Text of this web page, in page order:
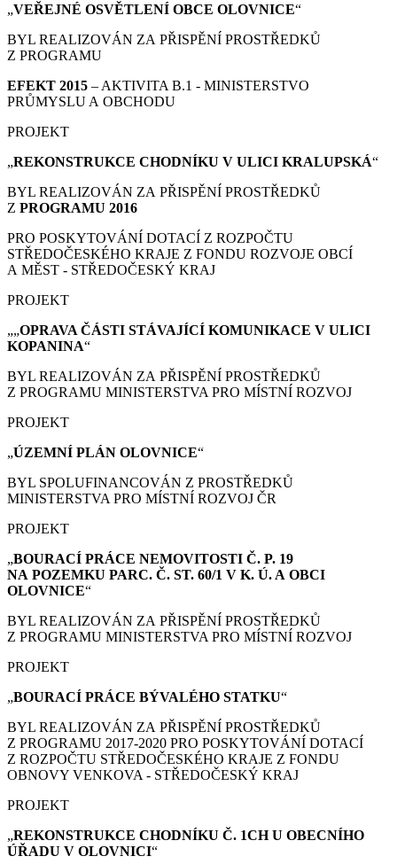
„VEŘEJNÉ OSVĚTLENÍ OBCE OLOVNICE“
BYL REALIZOVÁN ZA PŘISPĚNÍ PROSTŘEDKŮ
Z PROGRAMU
EFEKT 2015 – AKTIVITA B.1 - MINISTERSTVO
PRŮMYSLU A OBCHODU
PROJEKT
„REKONSTRUKCE CHODNÍKU V ULICI KRALUPSKÁ“
BYL REALIZOVÁN ZA PŘISPĚNÍ PROSTŘEDKŮ
Z PROGRAMU 2016
PRO POSKYTOVÁNÍ DOTACÍ Z ROZPOČTU
STŘEDOČESKÉHO KRAJE Z FONDU ROZVOJE OBCÍ
A MĚST - STŘEDOČESKÝ KRAJ
PROJEKT
„„OPRAVA ČÁSTI STÁVAJÍCÍ KOMUNIKACE V ULICI
KOPANINA“
BYL REALIZOVÁN ZA PŘISPĚNÍ PROSTŘEDKŮ
Z PROGRAMU MINISTERSTVA PRO MÍSTNÍ ROZVOJ
PROJEKT
„ÚZEMNÍ PLÁN OLOVNICE“
BYL SPOLUFINANCOVÁN Z PROSTŘEDKŮ
MINISTERSTVA PRO MÍSTNÍ ROZVOJ ČR
PROJEKT
„BOURACÍ PRÁCE NEMOVITOSTI Č. P. 19
NA POZEMKU PARC. Č. ST. 60/1 V K. Ú. A OBCI
OLOVNICE“
BYL REALIZOVÁN ZA PŘISPĚNÍ PROSTŘEDKŮ
Z PROGRAMU MINISTERSTVA PRO MÍSTNÍ ROZVOJ
PROJEKT
„BOURACÍ PRÁCE BÝVALÉHO STATKU“
BYL REALIZOVÁN ZA PŘISPĚNÍ PROSTŘEDKŮ
Z PROGRAMU 2017-2020 PRO POSKYTOVÁNÍ DOTACÍ
Z ROZPOČTU STŘEDOČESKÉHO KRAJE Z FONDU
OBNOVY VENKOVA - STŘEDOČESKÝ KRAJ
PROJEKT
„REKONSTRUKCE CHODNÍKU Č. 1CH U OBECNÍHO
ÚŘADU V OLOVNICI“